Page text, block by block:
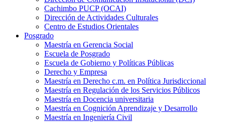
Cachimbo PUCP (OCAI)
Dirección de Actividades Culturales
Centro de Estudios Orientales
Posgrado
Maestría en Gerencia Social
Escuela de Posgrado
Escuela de Gobierno y Políticas Públicas
Derecho y Empresa
Maestría en Derecho c.m. en Política Jurisdiccional
Maestría en Regulación de los Servicios Públicos
Maestría en Docencia universitaria
Maestría en Cognición Aprendizaje y Desarrollo
Maestría en Ingeniería Civil